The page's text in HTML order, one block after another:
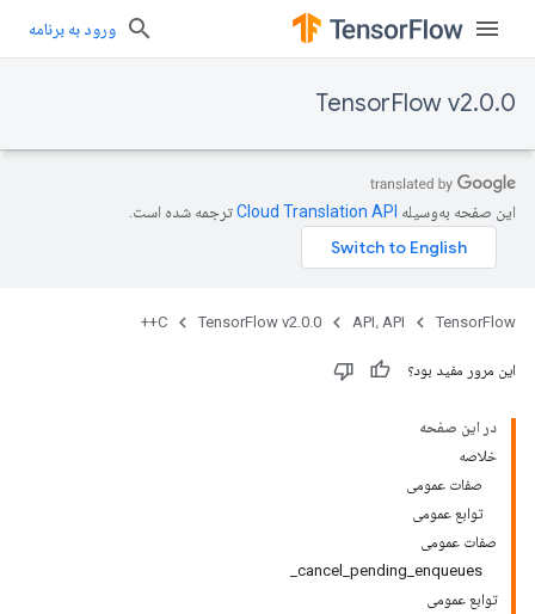
ورود به برنامه
TensorFlow v2.0.0
این صفحه به‌وسیله ترجمه شده است.
TensorFlow API، API TensorFlow v2.0.0
C++
این مرور مفید بود؟
در این صفحه
خلاصه
صفات عمومی
توابع عمومی
صفات عمومی
cancel_pending_enqueues_
توابع عمومی